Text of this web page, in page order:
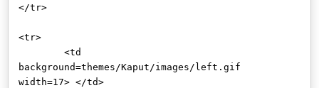
</tr>
<tr>
<td
background=themes/Kaput/images/left.gif
width=17> </td>